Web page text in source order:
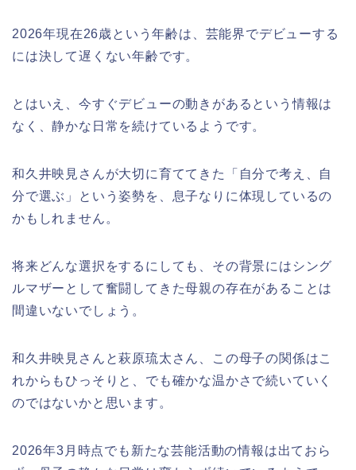
2026年現在26歳という年齢は、芸能界でデビューする
には決して遅くない年齢です。
とはいえ、今すぐデビューの動きがあるという情報は
なく、静かな日常を続けているようです。
和久井映見さんが大切に育ててきた「自分で考え、自
分で選ぶ」という姿勢を、息子なりに体現しているの
かもしれません。
将来どんな選択をするにしても、その背景にはシング
ルマザーとして奮闘してきた母親の存在があることは
間違いないでしょう。
和久井映見さんと萩原琉太さん、この母子の関係はこ
れからもひっそりと、でも確かな温かさで続いていく
のではないかと思います。
2026年3月時点でも新たな芸能活動の情報は出ておら